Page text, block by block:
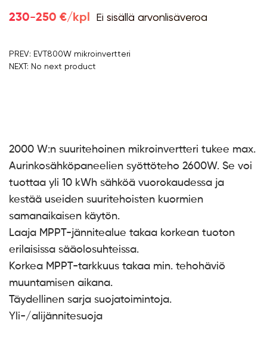
230-250 €/kpl Ei sisällä arvonlisäveroa
PREV: EVT800W mikroinvertteri
NEXT: No next product
2000 W:n suuritehoinen mikroinvertteri tukee max.
Aurinkosähköpaneelien syöttöteho 2600W. Se voi
tuottaa yli 10 kWh sähköä vuorokaudessa ja
kestää useiden suuritehoisten kuormien
samanaikaisen käytön.
Laaja MPPT-jännitealue takaa korkean tuoton
erilaisissa sääolosuhteissa.
Korkea MPPT-tarkkuus takaa min. tehohäviö
muuntamisen aikana.
Täydellinen sarja suojatoimintoja.
Yli-/alijännitesuoja